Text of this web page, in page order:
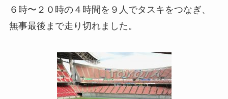
６時〜２０時の４時間を９人でタスキをつなぎ、
無事最後まで走り切れました。